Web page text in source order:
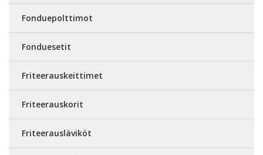
Fonduepolttimot
Fonduesetit
Friteerauskeittimet
Friteerauskorit
Friteerausläviköt